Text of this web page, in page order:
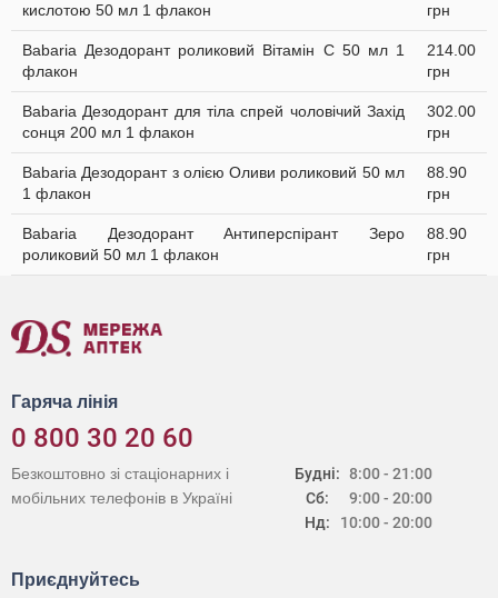
кислотою 50 мл 1 флакон
грн
Babaria Дезодорант роликовий Вітамін С 50 мл 1
флакон
214.00
грн
Babaria Дезодорант для тіла спрей чоловічий Захід
сонця 200 мл 1 флакон
302.00
грн
Babaria Дезодорант з олією Оливи роликовий 50 мл
1 флакон
88.90
грн
Babaria Дезодорант Антиперспірант Зеро
роликовий 50 мл 1 флакон
88.90
грн
Гаряча лінія
0 800 30 20 60
Будні:
Сб:
Нд:
8:00 - 21:00
9:00 - 20:00
10:00 - 20:00
Безкоштовно зі стаціонарних і
мобільних телефонів в Україні
Приєднуйтесь